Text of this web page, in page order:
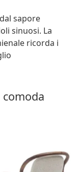
sapore
sinuosi. La
ricorda i